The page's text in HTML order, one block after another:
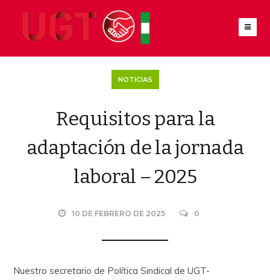
NOTICIAS
Requisitos para la
adaptación de la jornada
laboral – 2025
10 DE FEBRERO DE 2025 0
Nuestro secretario de Política Sindical de UGT-